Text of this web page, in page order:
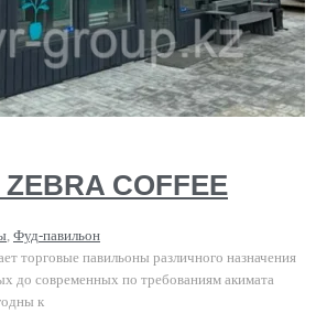
COFFEE
Фуд-павильон
торговые павильоны различного назначения
до современных по требованиям акимата
к